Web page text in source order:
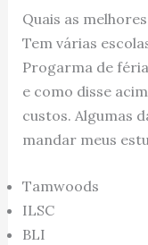
Quais as
Tem várias
Progarma de
e como disse
custos. Algumas
mandar meus
Tamwoods
ILSC
BLI